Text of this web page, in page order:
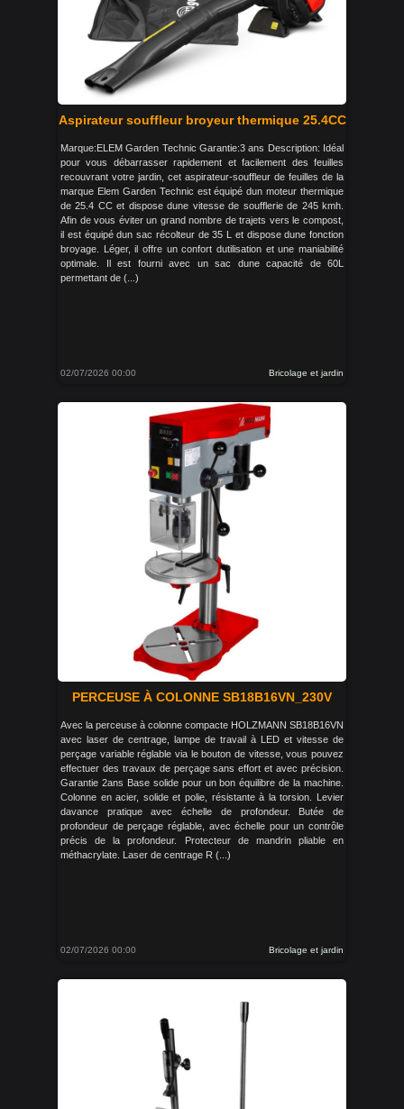
Aspirateur souffleur broyeur thermique 25.4CC
Marque:ELEM Garden Technic Garantie:3 ans Description: Idéal
pour vous débarrasser rapidement et facilement des feuilles
recouvrant votre jardin, cet aspirateur-souffleur de feuilles de la
marque Elem Garden Technic est équipé dun moteur thermique
de 25.4 CC et dispose dune vitesse de soufflerie de 245 kmh.
Afin de vous éviter un grand nombre de trajets vers le compost,
il est équipé dun sac récolteur de 35 L et dispose dune fonction
broyage. Léger, il offre un confort dutilisation et une maniabilité
optimale. Il est fourni avec un sac dune capacité de 60L
permettant de (...)
02/07/2026 00:00 Bricolage et jardin
PERCEUSE À COLONNE SB18B16VN_230V
Avec la perceuse à colonne compacte HOLZMANN SB18B16VN
avec laser de centrage, lampe de travail à LED et vitesse de
perçage variable réglable via le bouton de vitesse, vous pouvez
effectuer des travaux de perçage sans effort et avec précision.
Garantie 2ans Base solide pour un bon équilibre de la machine.
Colonne en acier, solide et polie, résistante à la torsion. Levier
davance pratique avec échelle de profondeur. Butée de
profondeur de perçage réglable, avec échelle pour un contrôle
précis de la profondeur. Protecteur de mandrin pliable en
méthacrylate. Laser de centrage R (...)
02/07/2026 00:00 Bricolage et jardin